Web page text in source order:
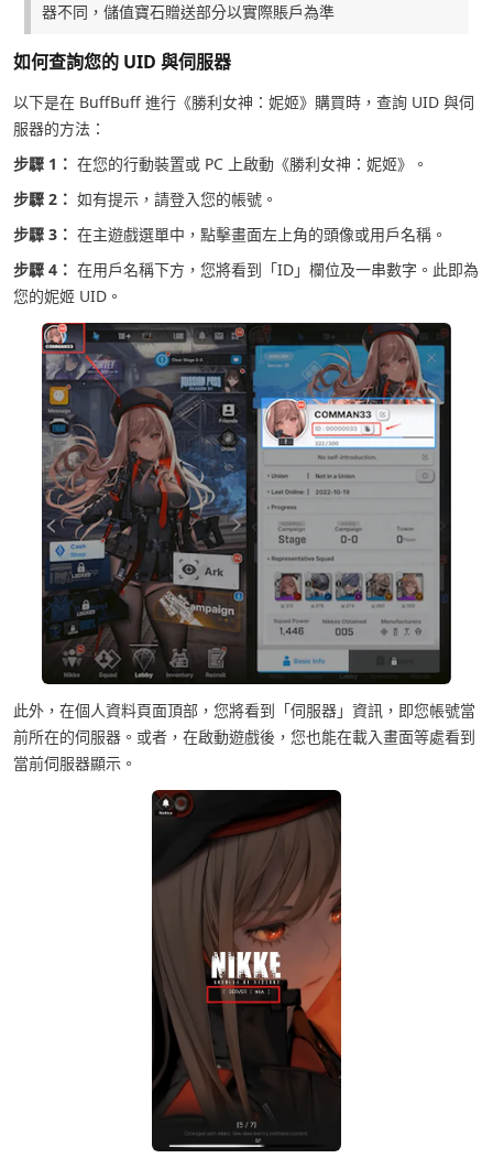
器不同，儲值寶石贈送部分以實際賬戶為準
如何查詢您的 UID 與伺服器
以下是在 BuffBuff 進行《勝利女神：妮姬》購買時，查詢 UID 與伺
服器的方法：
步驟 1： 在您的行動裝置或 PC 上啟動《勝利女神：妮姬》。
步驟 2： 如有提示，請登入您的帳號。
步驟 3： 在主遊戲選單中，點擊畫面左上角的頭像或用戶名稱。
步驟 4： 在用戶名稱下方，您將看到「ID」欄位及一串數字。此即為
您的妮姬 UID。
此外，在個人資料頁面頂部，您將看到「伺服器」資訊，即您帳號當
前所在的伺服器。或者，在啟動遊戲後，您也能在載入畫面等處看到
當前伺服器顯示。